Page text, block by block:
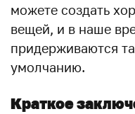
можете создать
вещей, и в наше
придерживаются
умолчанию.
Краткое